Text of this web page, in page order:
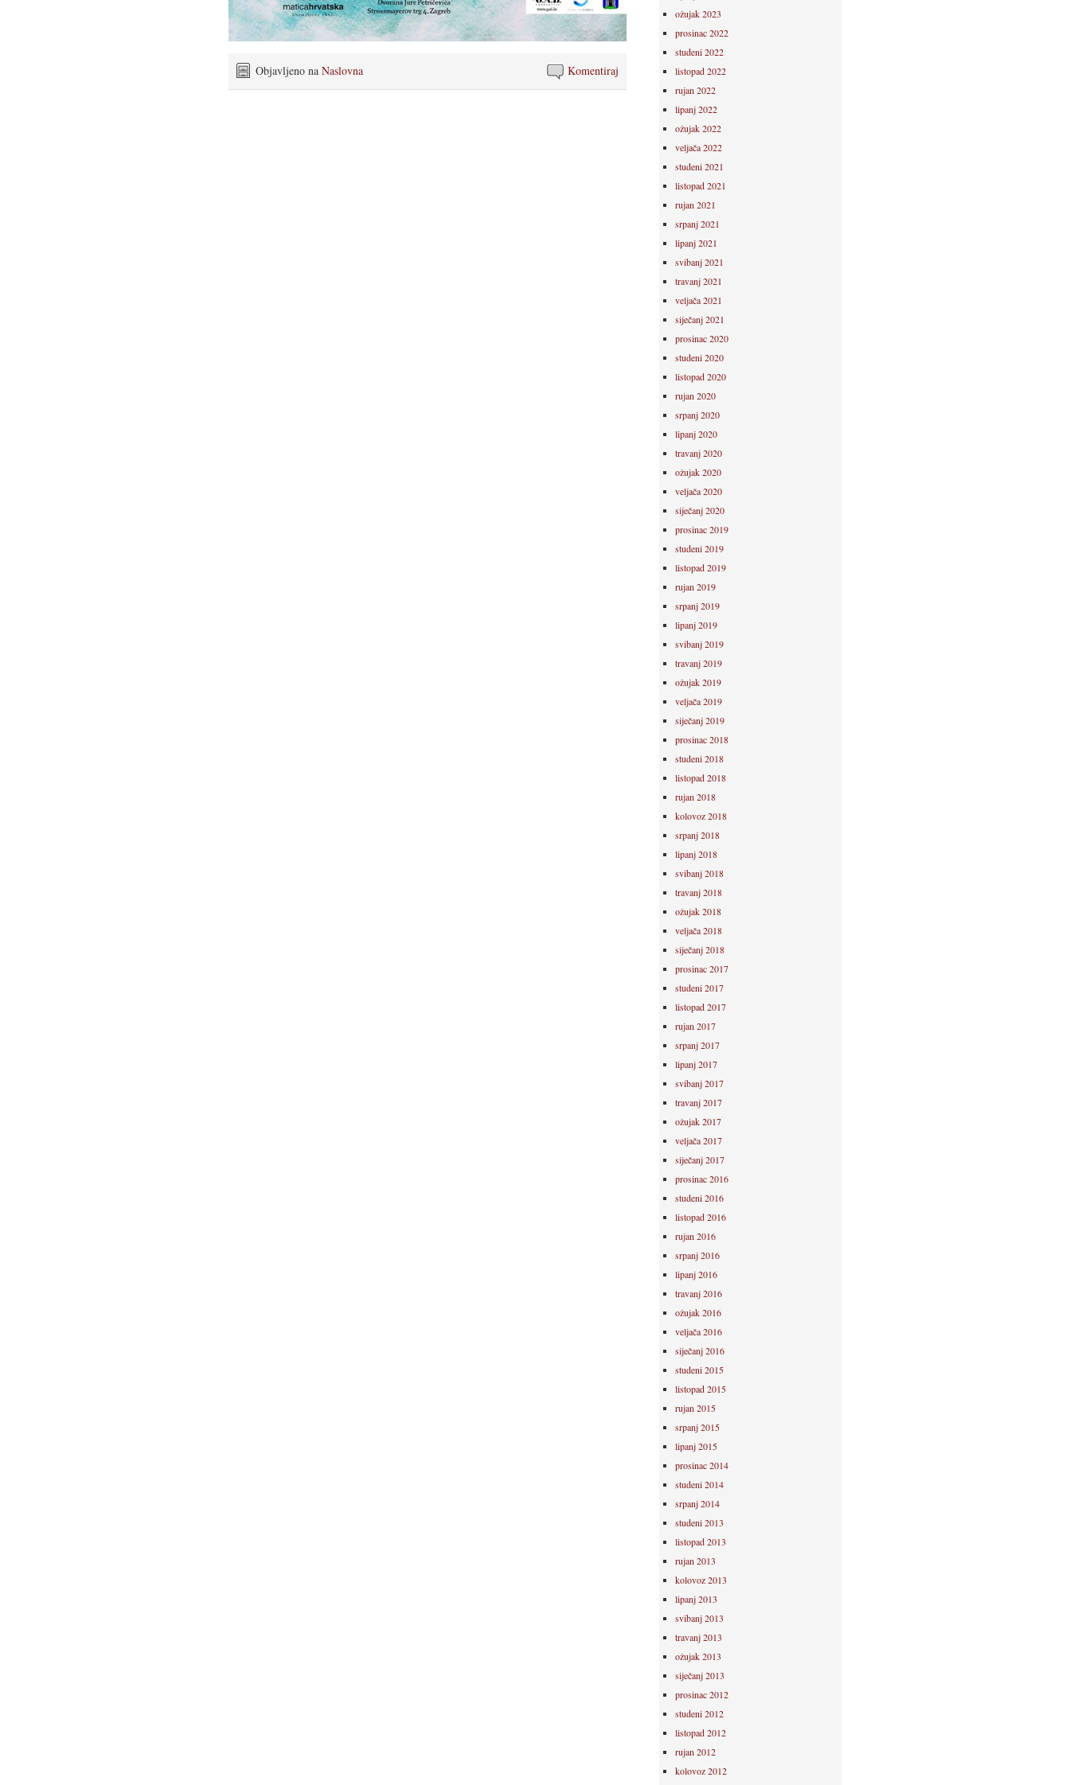
Komentiraj
Objavljeno na Naslovna
ožujak 2023
prosinac 2022
studeni 2022
listopad 2022
rujan 2022
lipanj 2022
ožujak 2022
veljača 2022
studeni 2021
listopad 2021
rujan 2021
srpanj 2021
lipanj 2021
svibanj 2021
travanj 2021
veljača 2021
siječanj 2021
prosinac 2020
studeni 2020
listopad 2020
rujan 2020
srpanj 2020
lipanj 2020
travanj 2020
ožujak 2020
veljača 2020
siječanj 2020
prosinac 2019
studeni 2019
listopad 2019
rujan 2019
srpanj 2019
lipanj 2019
svibanj 2019
travanj 2019
ožujak 2019
veljača 2019
siječanj 2019
prosinac 2018
studeni 2018
listopad 2018
rujan 2018
kolovoz 2018
srpanj 2018
lipanj 2018
svibanj 2018
travanj 2018
ožujak 2018
veljača 2018
siječanj 2018
prosinac 2017
studeni 2017
listopad 2017
rujan 2017
srpanj 2017
lipanj 2017
svibanj 2017
travanj 2017
ožujak 2017
veljača 2017
siječanj 2017
prosinac 2016
studeni 2016
listopad 2016
rujan 2016
srpanj 2016
lipanj 2016
travanj 2016
ožujak 2016
veljača 2016
siječanj 2016
studeni 2015
listopad 2015
rujan 2015
srpanj 2015
lipanj 2015
prosinac 2014
studeni 2014
srpanj 2014
studeni 2013
listopad 2013
rujan 2013
kolovoz 2013
lipanj 2013
svibanj 2013
travanj 2013
ožujak 2013
siječanj 2013
prosinac 2012
studeni 2012
listopad 2012
rujan 2012
kolovoz 2012